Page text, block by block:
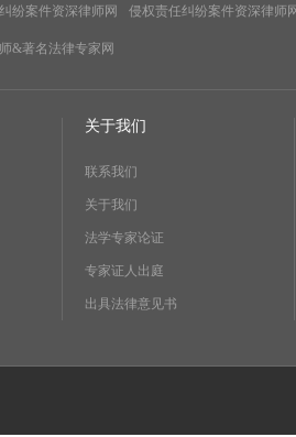
纷案件资深律师网 侵权责任纠纷案件资深律师
&著名法律专家网
关于我们
联系我们
关于我们
法学专家论证
专家证人出庭
出具法律意见书